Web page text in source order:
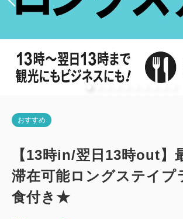
詳細
名）
禁煙 1~2名
Wi-Fiあり（無料）
おすすめ
【13時in/翌日13時out】
滞在可能ロングステイ
食付き★